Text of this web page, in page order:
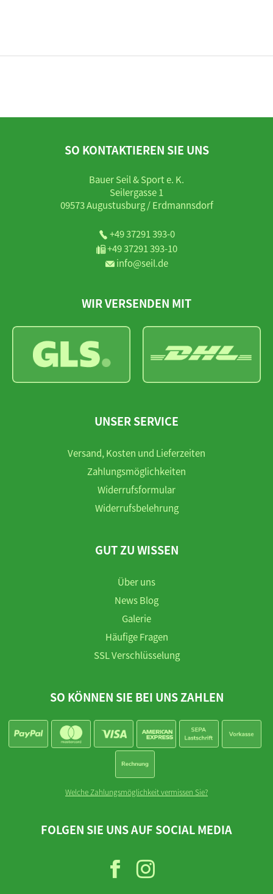
SO KONTAKTIEREN SIE UNS
Bauer Seil & Sport e. K.
Seilergasse 1
09573 Augustusburg / Erdmannsdorf
+49 37291 393-0
+49 37291 393-10
info@seil.de
WIR VERSENDEN MIT
UNSER SERVICE
Versand, Kosten und Lieferzeiten
Zahlungsmöglichkeiten
Widerrufsformular
Widerrufsbelehrung
GUT ZU WISSEN
Über uns
News Blog
Galerie
Häufige Fragen
SSL Verschlüsselung
SO KÖNNEN SIE BEI UNS ZAHLEN
Welche Zahlungsmöglichkeit vermissen Sie?
FOLGEN SIE UNS AUF SOCIAL MEDIA